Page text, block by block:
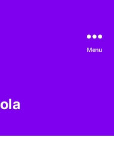
Menu